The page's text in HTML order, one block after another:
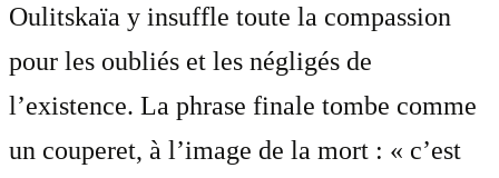
Oulitskaïa y insuffle toute la compassion
pour les oubliés et les négligés de
l’existence. La phrase finale tombe comme
un couperet, à l’image de la mort : « c’est